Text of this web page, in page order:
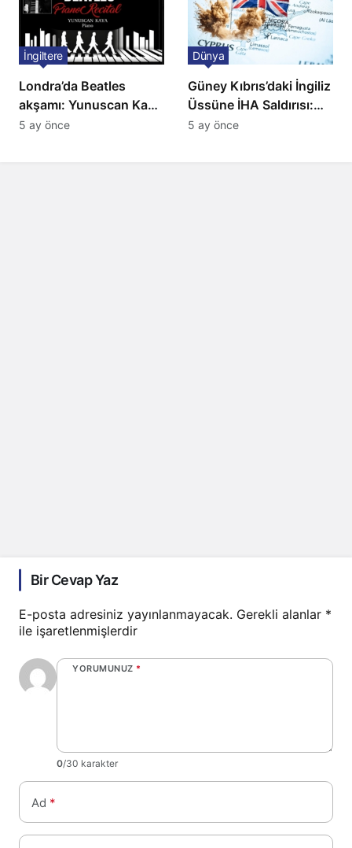
Londra’da Beatles
akşamı: Yunuscan Kaya
klasik yorumuyla
İngiltere
5 ay önce
Güney Kıbrıs’daki İngiliz
Üssüne İHA Saldırısı:
Patlama, Sirenler ve
Dünya
5 ay önce
Bir Cevap Yaz
E-posta adresiniz yayınlanmayacak. Gerekli alanlar *
ile işaretlenmişlerdir
YORUMUNUZ *
0/30 karakter
Ad *